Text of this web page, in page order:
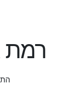
רמת